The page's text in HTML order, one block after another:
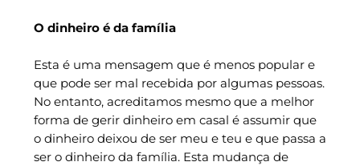
O dinheiro é da família
Esta é uma mensagem que é menos popular e
que pode ser mal recebida por algumas pessoas.
No entanto, acreditamos mesmo que a melhor
forma de gerir dinheiro em casal é assumir que
o dinheiro deixou de ser meu e teu e que passa a
ser o dinheiro da família. Esta mudança de